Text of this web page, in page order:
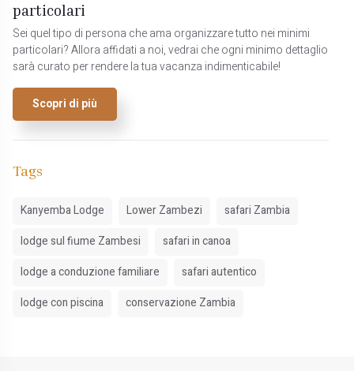
particolari
Sei quel tipo di persona che ama organizzare tutto nei minimi
particolari? Allora affidati a noi, vedrai che ogni minimo dettaglio
sarà curato per rendere la tua vacanza indimenticabile!
Scopri di più
Tags
Kanyemba Lodge Lower Zambezi
safari Zambia
lodge sul fiume Zambesi
safari in canoa
lodge a conduzione familiare
safari autentico
lodge con piscina
conservazione Zambia